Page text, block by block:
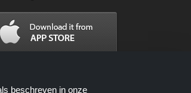
beschreven in onze